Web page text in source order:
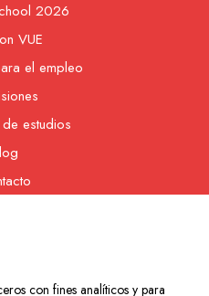
2026
VUE
el empleo
estudios
con fines analíticos y para